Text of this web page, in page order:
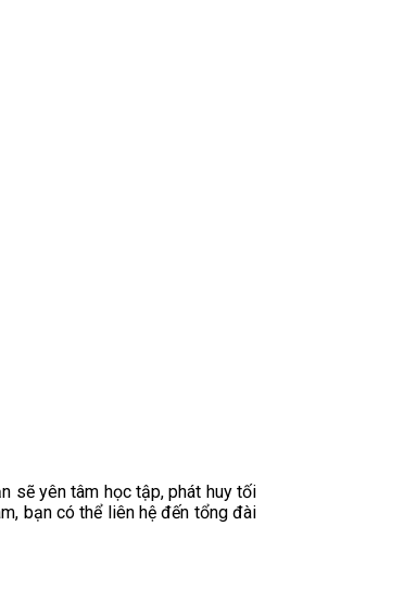
sẽ yên tâm học tập, phát huy tối
bạn có thể liên hệ đến tổng đài